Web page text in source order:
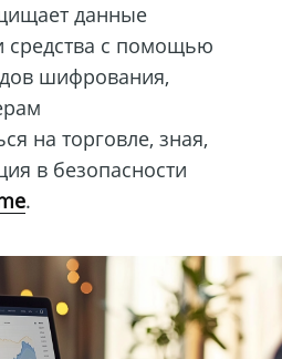
данные
средства с помощью
шифрования,
на торговле, зная,
в безопасности
.